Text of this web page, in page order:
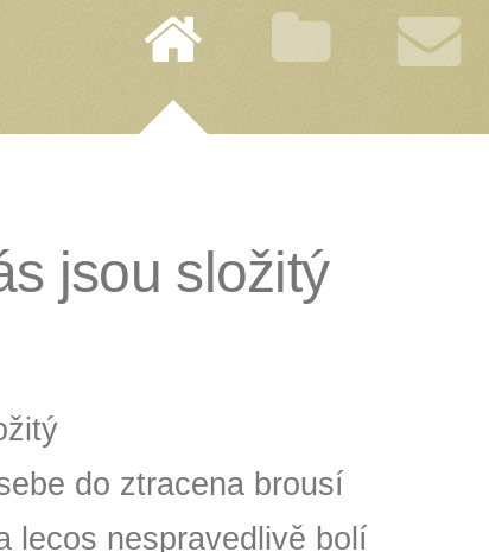
jsou složitý
do ztracena brousí
lecos nespravedlivě bolí